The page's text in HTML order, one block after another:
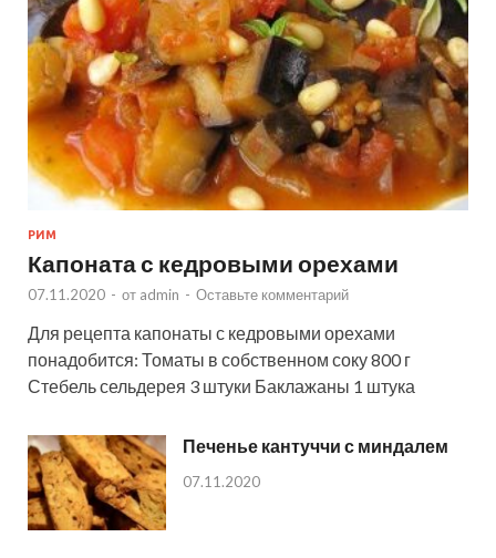
РИМ
Капоната с кедровыми орехами
07.11.2020 - от admin - Оставьте комментарий
Для рецепта капонаты с кедровыми орехами
понадобится: Томаты в собственном соку 800 г
Стебель сельдерея 3 штуки Баклажаны 1 штука
Печенье кантуччи с миндалем
07.11.2020